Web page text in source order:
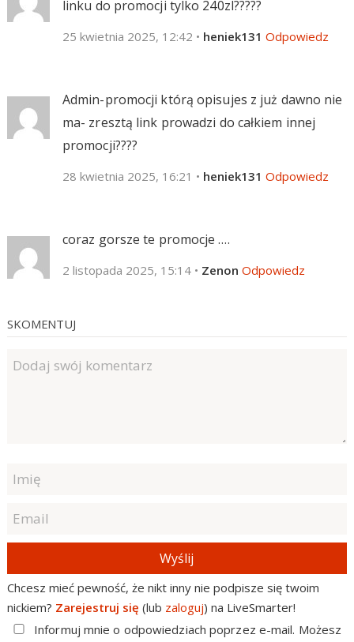
linku do promocji tylko 240zl?????
25 kwietnia 2025, 12:42 • heniek131 Odpowiedz
Admin-promocji którą opisujes z już dawno nie
ma- zresztą link prowadzi do całkiem innej
promocji????
28 kwietnia 2025, 16:21 • heniek131 Odpowiedz
coraz gorsze te promocje ….
2 listopada 2025, 15:14 • Zenon Odpowiedz
SKOMENTUJ
Wyślij
Chcesz mieć pewność, że nikt inny nie podpisze się twoim
nickiem? Zarejestruj się (lub zaloguj) na LiveSmarter!
Informuj mnie o odpowiedziach poprzez e-mail. Możesz